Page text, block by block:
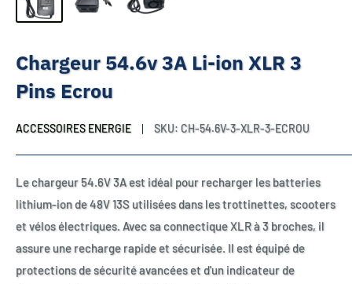
Chargeur 54.6v 3A Li-ion XLR 3
Pins Ecrou
ACCESSOIRES ENERGIE SKU: CH-54.6V-3-XLR-3-ECROU
Le chargeur 54.6V 3A est idéal pour recharger les batteries
lithium-ion de 48V 13S utilisées dans les trottinettes, scooters
et vélos électriques. Avec sa connectique XLR à 3 broches, il
assure une recharge rapide et sécurisée. Il est équipé de
protections de sécurité avancées et d'un indicateur de